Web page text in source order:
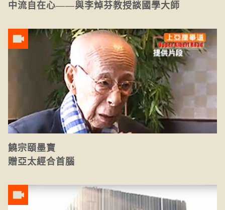
中流自在心——與李焯芬教授談國學大師
饒宗頤墨寶
贈亞太經合首腦